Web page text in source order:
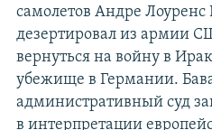
самолетов Андре
дезертировал из армии
вернуться на войну в
убежище в Германии.
административный суд
в интерпретации